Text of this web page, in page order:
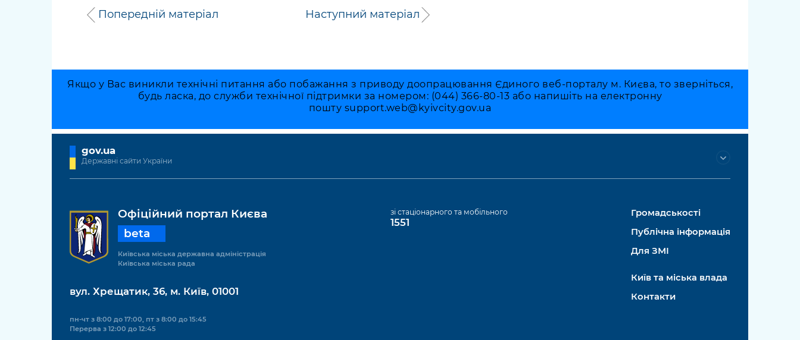
Попередній матеріал Наступний матеріал
Якщо у Вас виникли технічні питання або побажання з приводу доопрацювання Єдиного веб-порталу м. Києва, то зверніться,
будь ласка, до служби технічної підтримки за номером: (044) 366-80-13 або напишіть на електронну
пошту support.web@kyivcity.gov.ua
gov.ua
Державні сайти України
Офіційний портал Києва
beta
Київська міська державна адміністрація
Київська міська рада
вул. Хрещатик, 36, м. Київ, 01001
пн-чт з 8:00 до 17:00, пт з 8:00 до 15:45
Перерва з 12:00 до 12:45
зі стаціонарного та мобільного
1551
Громадськості
Публічна інформація
Для ЗМІ
Київ та міська влада
Контакти